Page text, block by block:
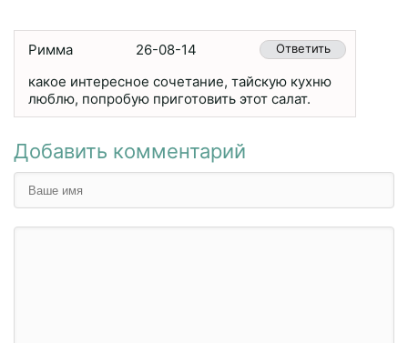
Римма 26-08-14 Ответить
какое интересное сочетание, тайскую кухню
люблю, попробую приготовить этот салат.
Добавить комментарий